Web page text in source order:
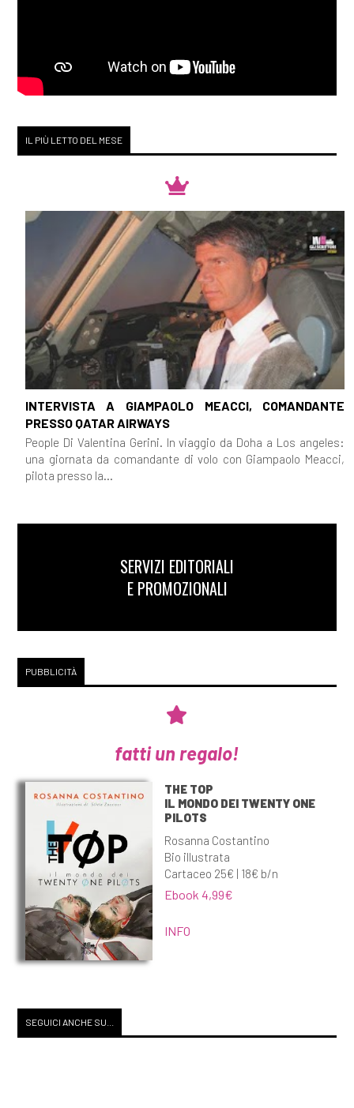
IL PIÙ LETTO DEL MESE
INTERVISTA A GIAMPAOLO MEACCI, COMANDANTE
PRESSO QATAR AIRWAYS
People Di Valentina Gerini. In viaggio da Doha a Los angeles:
una giornata da comandante di volo con Giampaolo Meacci,
pilota presso la...
SERVIZI EDITORIALI
E PROMOZIONALI
PUBBLICITÀ
fatti un regalo!
THE TOP
IL MONDO DEI TWENTY ONE
PILOTS
Rosanna Costantino
Bio illustrata
Cartaceo 25€ | 18€ b/n
Ebook 4,99€
INFO
SEGUICI ANCHE SU...